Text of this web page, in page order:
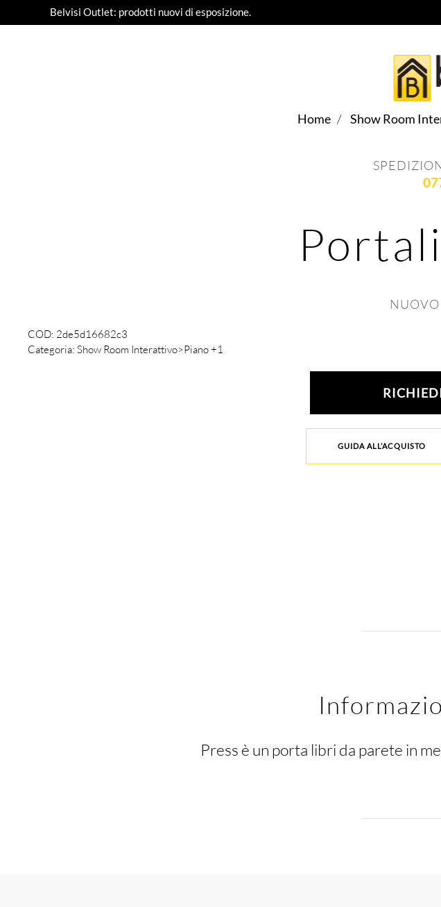
Belvisi Outlet: prodotti nuovi di esposizione.
Home Show Room
NUOVO
COD: 2de5d16682c3
Categoria: Show Room Interattivo>Piano +1
GUIDA ALL’ACQUISTO
Press è un porta libri da parete in